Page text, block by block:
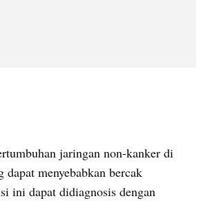
jaringan non-kanker di
dapat menyebabkan bercak
ini dapat didiagnosis dengan